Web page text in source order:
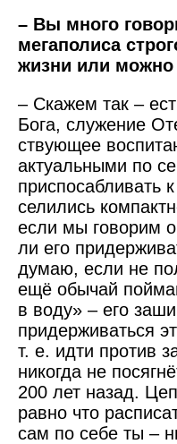
– Вы много
мегаполиса
жизни или можно
– Скажем так –
Бога, служение
ствующее
актуальными по
приспосабливать
селились
если мы говорим
ли его
думаю, если не
ещё обычай
в воду» – его
придерживаться
т. е. идти против
никогда не
200 лет назад.
равно что
сам по себе ты –